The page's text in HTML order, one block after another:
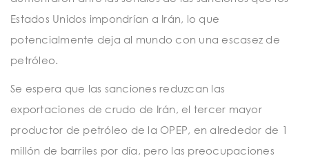
Estados Unidos impondrían a Irán, lo que
potencialmente deja al mundo con una escasez de
petróleo.
Se espera que las sanciones reduzcan las
exportaciones de crudo de Irán, el tercer mayor
productor de petróleo de la OPEP, en alrededor de 1
millón de barriles por día, pero las preocupaciones